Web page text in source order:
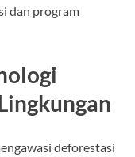
dan program
deforestasi